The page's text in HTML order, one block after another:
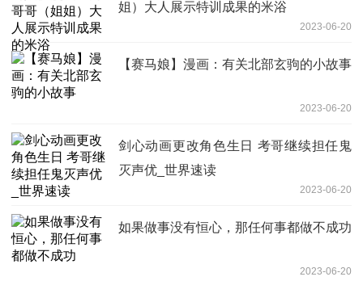
姐）大人展示特训成果的米浴
2023-06-20
【赛马娘】漫画：有关北部玄驹的小故事
2023-06-20
剑心动画更改角色生日 考哥继续担任鬼
灭声优_世界速读
2023-06-20
如果做事没有恒心，那任何事都做不成功
2023-06-20